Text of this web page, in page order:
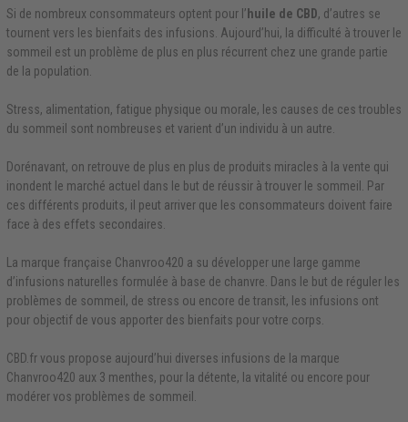
Si de nombreux consommateurs optent pour l’ huile de CBD, d’autres se
tournent vers les bienfaits des infusions. Aujourd’hui, la difficulté à trouver le
sommeil est un problème de plus en plus récurrent chez une grande partie
de la population.
Stress, alimentation, fatigue physique ou morale, les causes de ces troubles
du sommeil sont nombreuses et varient d’un individu à un autre.
Dorénavant, on retrouve de plus en plus de produits miracles à la vente qui
inondent le marché actuel dans le but de réussir à trouver le sommeil. Par
ces différents produits, il peut arriver que les consommateurs doivent faire
face à des effets secondaires.
La marque française Chanvroo420 a su développer une large gamme
d’infusions naturelles formulée à base de chanvre. Dans le but de réguler les
problèmes de sommeil, de stress ou encore de transit, les infusions ont
pour objectif de vous apporter des bienfaits pour votre corps.
CBD.fr vous propose aujourd’hui diverses infusions de la marque
Chanvroo420 aux 3 menthes, pour la détente, la vitalité ou encore pour
modérer vos problèmes de sommeil.